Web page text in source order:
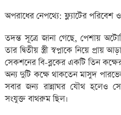
অপরাধের নেপথ্যে: ফ্ল্যাটের পরিবেশ
তদন্ত সূত্রে জানা গেছে, পেশায়
তার দ্বিতীয় স্ত্রী স্বপ্নাকে নিয়ে
সেকশনের বি-ব্লকের একটি তিন কক্ষের
অন্য দুটি কক্ষে থাকতেন মাসুদ
সবার জন্য রান্নাঘর যৌথ হলেও
সংযুক্ত বাথরুম ছিল।